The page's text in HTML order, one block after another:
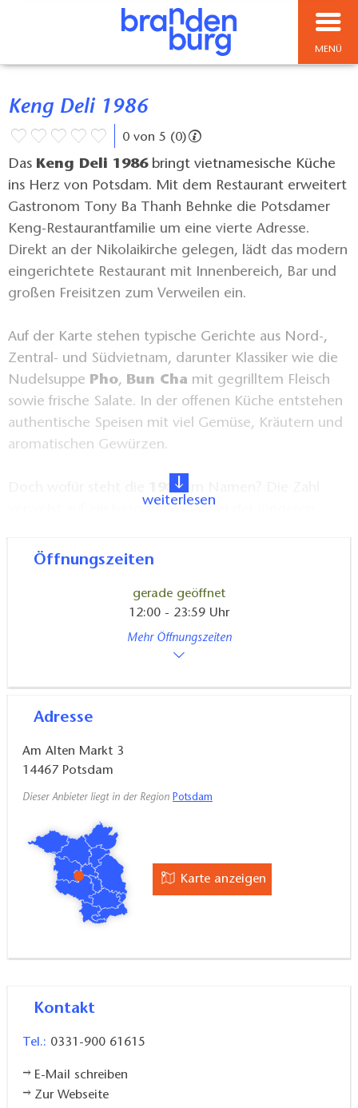
MENÜ
Keng Deli 1986
0 von 5 (0)
Das Keng Deli 1986bringt vietnamesische Küche
ins Herz von Potsdam. Mit dem Restaurant erweitert
Gastronom Tony Ba Thanh Behnke die Potsdamer
Keng-Restaurantfamilie um eine vierte Adresse.
Direkt an der Nikolaikirche gelegen, lädt das modern
eingerichtete Restaurant mit Innenbereich, Bar und
großen Freisitzen zum Verweilen ein.
Auf der Karte stehen typische Gerichte aus Nord-,
Zentral- und Südvietnam, darunter Klassiker wie die
Nudelsuppe Pho, Bun Cha mit gegrilltem Fleisch
sowie frische Salate. In der offenen Küche entstehen
authentische Speisen mit viel Gemüse, Kräutern und
aromatischen Gewürzen.
1986
Weg für eine sozialistisch orientierte Marktwirtschaft
weiterlesen
Öffnungszeiten
gerade geöffnet
12:00 - 23:59 Uhr
Mehr Öffnungszeiten
Adresse
Am Alten Markt 3
14467 Potsdam
Dieser Anbieter liegt in der Region Potsdam
Karte anzeigen
Kontakt
Tel.: 0331-900 61615
E-Mail schreiben
Zur Webseite